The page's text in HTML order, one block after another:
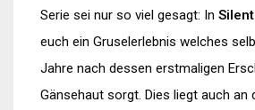
Serie sei nur so viel gesagt: In
euch ein Gruselerlebnis welches
Jahre nach dessen erstmaligen
Gänsehaut sorgt. Dies liegt auch